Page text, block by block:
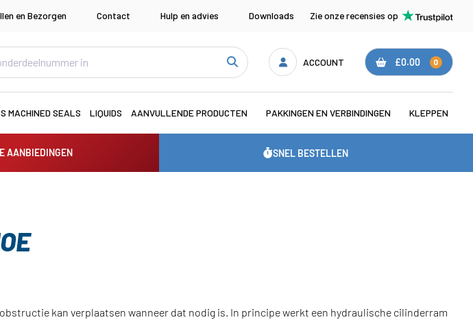
en Bezorgen Contact Hulp en advies Downloads Zie onze recensies op
ACCOUNT £0.00 0
MACHINED SEALS LIQUIDS AANVULLENDE PRODUCTEN PAKKINGEN EN VERBINDINGEN KLEPPEN
AANBIEDINGEN SNEL BESTELLEN
kan verplaatsen wanneer dat nodig is. In principe werkt een hydraulische cilinderram